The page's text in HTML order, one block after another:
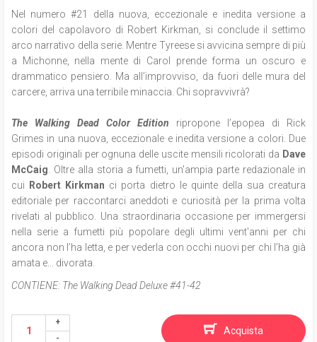
Nel numero #21 della nuova, eccezionale e inedita versione a
colori del capolavoro di Robert Kirkman, si conclude il settimo
arco narrativo della serie. Mentre Tyreese si avvicina sempre di più
a Michonne, nella mente di Carol prende forma un oscuro e
drammatico pensiero. Ma all’improvviso, da fuori delle mura del
carcere, arriva una terribile minaccia. Chi sopravvivrà?
The Walking Dead Color Edition ripropone l ’epopea di Rick
Grimes in una nuova, eccezionale e inedita versione a colori. Due
episodi originali per ognuna delle uscite mensili ricolorati da Dave
McCaig . Oltre alla storia a fumetti, un'ampia parte redazionale in
cui
Robert Kirkman ci porta dietro le quinte della sua creatura
editoriale per raccontarci aneddoti e curiosità per la prima volta
rivelati al pubblico. Una straordinaria occasione per immergersi
nella serie a fumetti più popolare degli ultimi vent'anni per chi
ancora non l’ha letta, e per vederla con occhi nuovi per chi l’ha già
amata e... divorata.
CONTIENE: The Walking Dead Deluxe #41-42
Acquista